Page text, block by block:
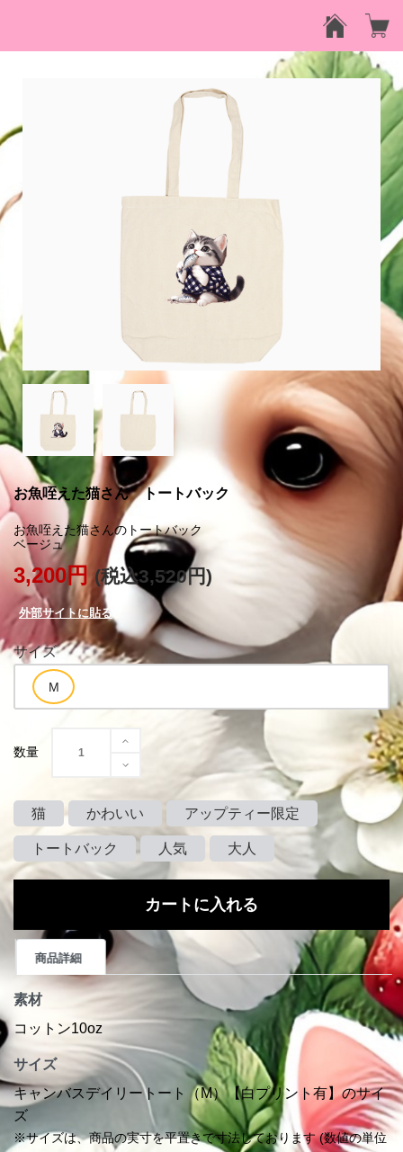
お魚咥えた猫さん トートバック
お魚咥えた猫さんのトートバック
3,200円(税込3,520円)
外部サイトに貼る
サイズ
数量
猫 かわいい アップティー限定
トートバック 人気 大人
カートに入れる
商品詳細
素材
コットン10oz
サイズ
キャンバスデイリートート（M）【白プリント有】のサイ
ズ
※サイズは、商品の実寸を平置きで寸法しております (数値の単位